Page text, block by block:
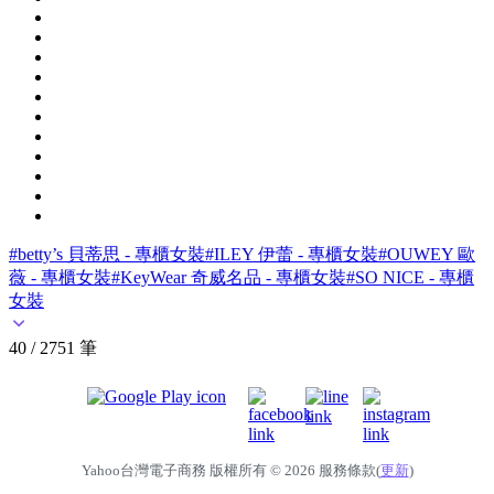
#betty’s 貝蒂思 - 專櫃女裝#ILEY 伊蕾 - 專櫃女裝#OUWEY 歐
薇 - 專櫃女裝#KeyWear 奇威名品 - 專櫃女裝#SO NICE - 專櫃
女裝
40 / 2751 筆
Yahoo台灣電子商務 版權所有 © 2026 服務條款(更新)